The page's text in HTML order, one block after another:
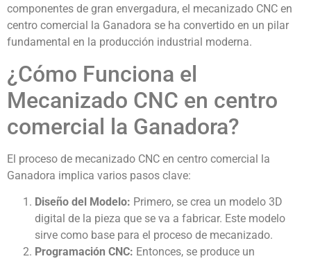
componentes de gran envergadura, el mecanizado CNC en
centro comercial la Ganadora se ha convertido en un pilar
fundamental en la producción industrial moderna.
¿Cómo Funciona el
Mecanizado CNC en centro
comercial la Ganadora?
El proceso de mecanizado CNC en centro comercial la
Ganadora implica varios pasos clave:
Diseño del Modelo: Primero, se crea un modelo 3D
digital de la pieza que se va a fabricar. Este modelo
sirve como base para el proceso de mecanizado.
Programación CNC: Entonces, se produce un